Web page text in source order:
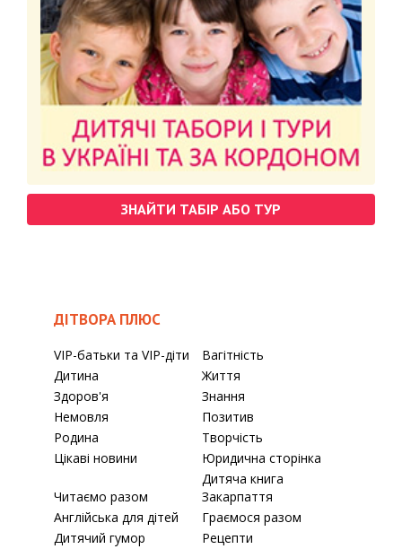
ЗНАЙТИ ТАБІР АБО ТУР
ДІТВОРА ПЛЮС
VIP-батьки та VIP-діти
Вагітність
Дитина
Життя
Здоров'я
Знання
Немовля
Позитив
Родина
Творчість
Цікаві новини
Юридична сторінка
Читаємо разом
Дитяча книга
Закарпаття
Англійська для дітей
Граємося разом
Дитячий гумор
Рецепти